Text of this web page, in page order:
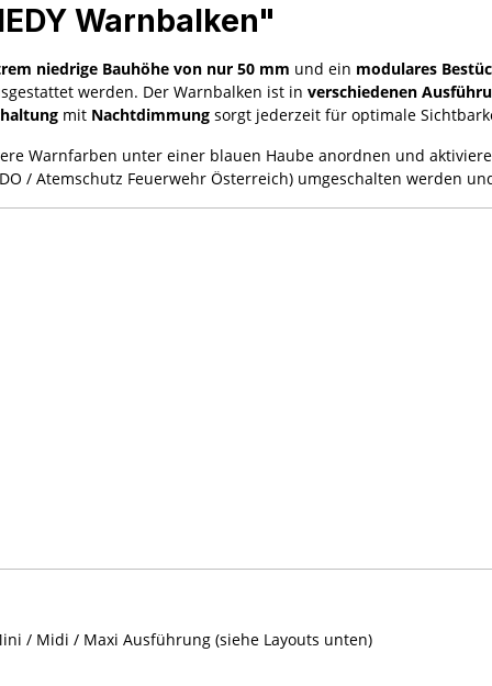
Warnbalken"
niedrige Bauhöhe von nur 50 mm und ein modulares
werden. Der Warnbalken ist in verschiedenen
mit Nachtdimmung sorgt jederzeit für optimale
Warnfarben unter einer blauen Haube anordnen und
/ Atemschutz Feuerwehr Österreich) umgeschalten werden
/ Midi / Maxi Ausführung (siehe Layouts unten)